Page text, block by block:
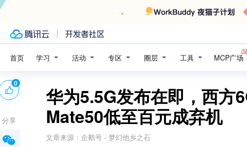
首页 学习 活动 专区 圈层 工具 MCP广场
华为5.5G发布在即，西方
Mate50低至百元成弃机
文章来源： 企鹅号 - 梦幻他乡之石
0
分享